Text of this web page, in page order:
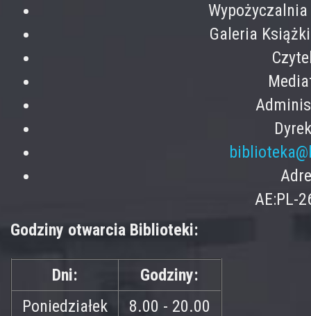
Galeria
AE:PL-
Godziny otwarcia Biblioteki:
Dni:
Godziny:
Poniedziałek
8.00 - 20.00